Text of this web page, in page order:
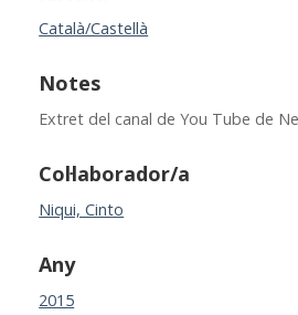
Català/Castellà
Notes
Extret del canal de You Tube de
Col·laborador/a
Niqui, Cinto
Any
2015